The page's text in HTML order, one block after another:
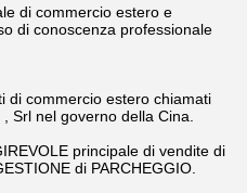
di commercio estero e
di conoscenza professionale
di commercio estero chiamati
Srl nel governo della Cina.
principale di vendite di
di PARCHEGGIO.